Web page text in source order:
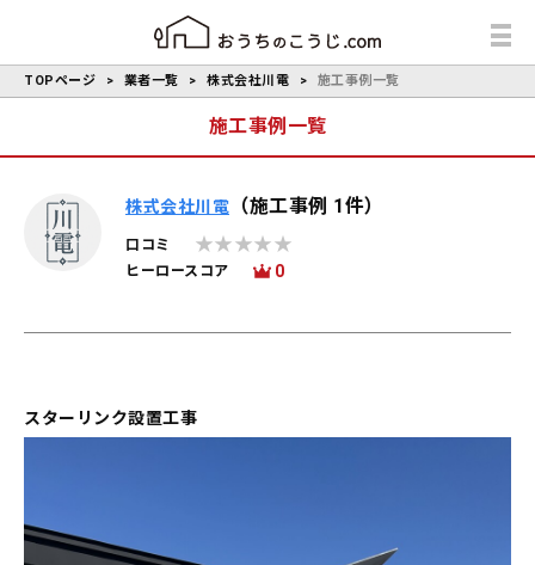
TOPページ 業者一覧 株式会社川電 施工事例一覧
施工事例一覧
株式会社川電 （施工事例 1件）
口コミ
ヒーロースコア
0
スターリンク設置工事